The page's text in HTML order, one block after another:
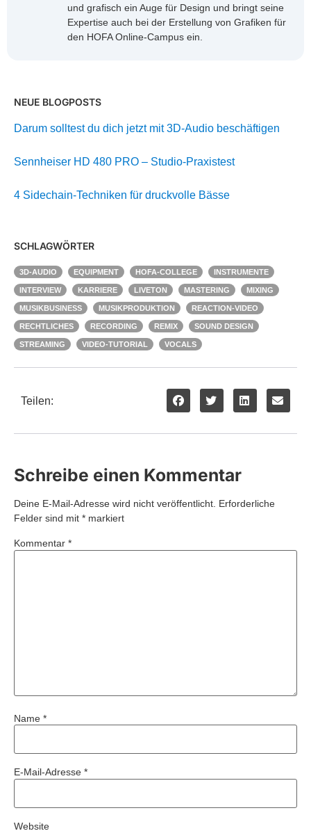
und grafisch ein Auge für Design und bringt seine
Expertise auch bei der Erstellung von Grafiken für
den HOFA Online-Campus ein.
NEUE BLOGPOSTS
Darum solltest du dich jetzt mit 3D-Audio beschäftigen
Sennheiser HD 480 PRO – Studio-Praxistest
4 Sidechain-Techniken für druckvolle Bässe
SCHLAGWÖRTER
3D-AUDIO EQUIPMENT HOFA-COLLEGE INSTRUMENTE
INTERVIEW KARRIERE LIVETON MASTERING MIXING
MUSIKBUSINESS MUSIKPRODUKTION REACTION-VIDEO
RECHTLICHES RECORDING REMIX SOUND DESIGN
STREAMING VIDEO-TUTORIAL VOCALS
Teilen:
Schreibe einen Kommentar
Deine E-Mail-Adresse wird nicht veröffentlicht. Erforderliche
Felder sind mit * markiert
Kommentar *
Name *
E-Mail-Adresse *
Website